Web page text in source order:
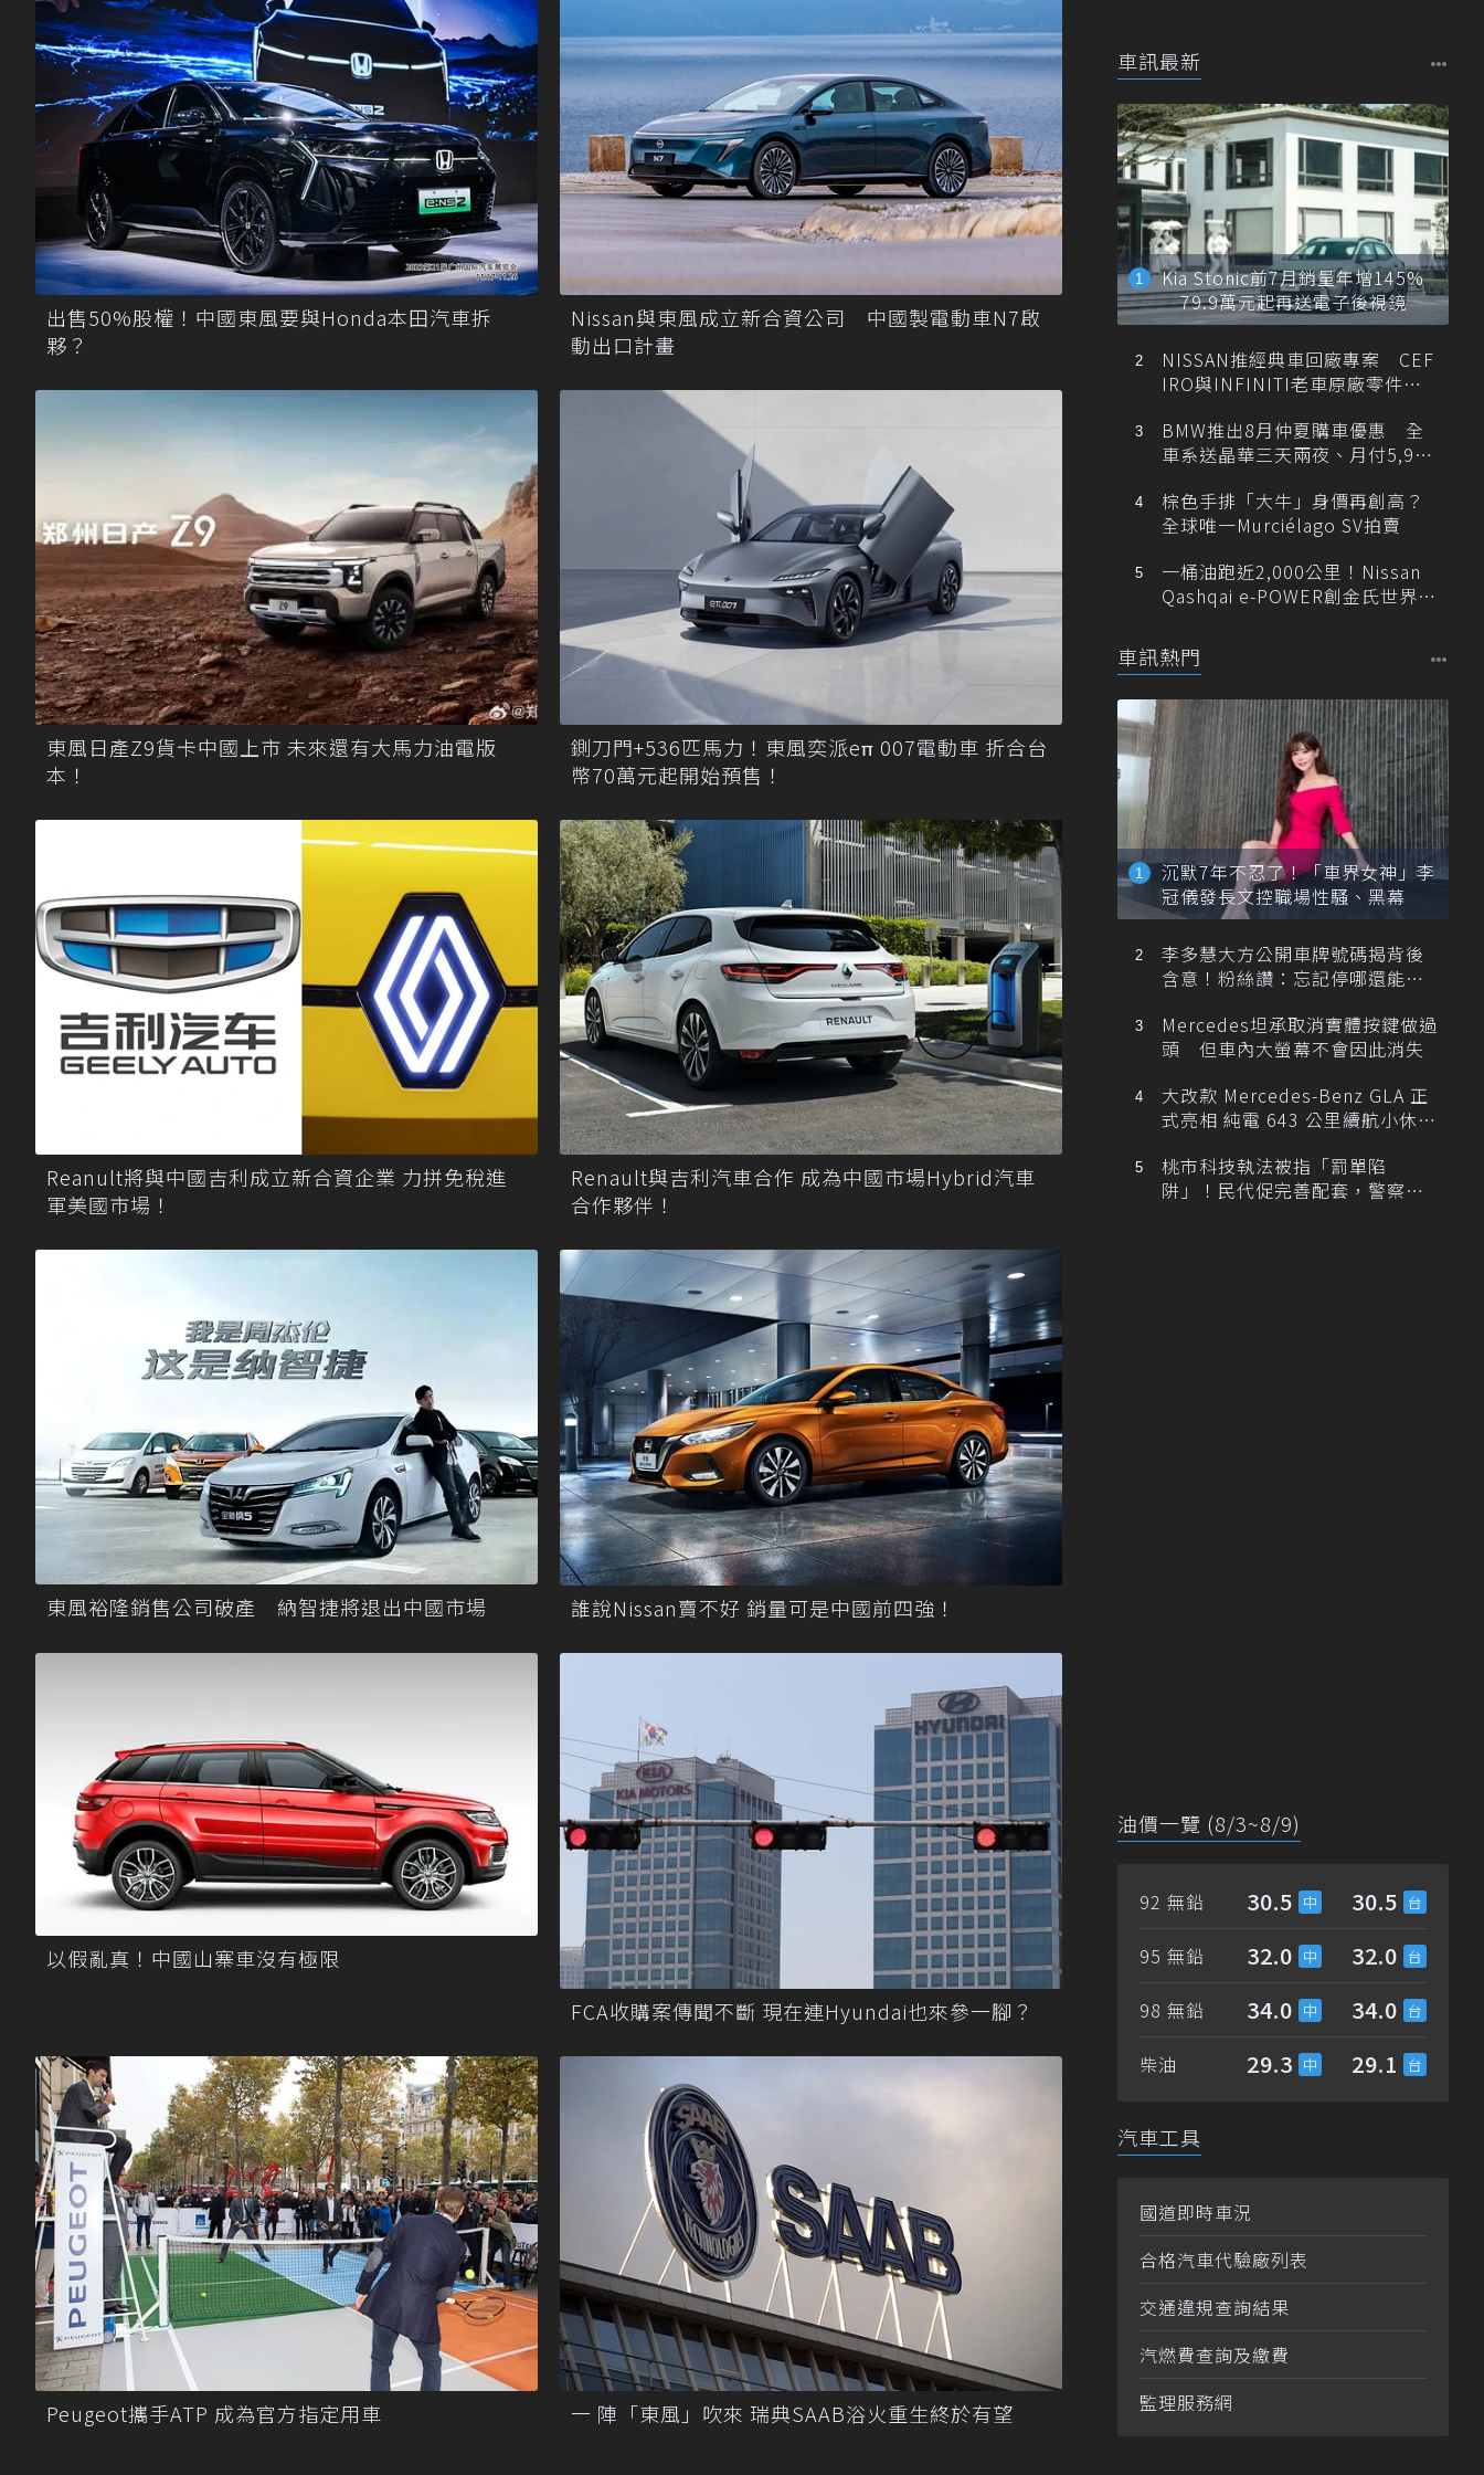
出售50%股權！中國東風要與Honda本田汽車拆
夥？
Nissan與東風成立新合資公司 中國製電動車N7啟
動出口計畫
東風日產Z9貨卡中國上市 未來還有大馬力油電版
本！
鍘刀門+536匹馬力！東風奕派eπ 007電動車 折合台
幣70萬元起開始預售！
Reanult將與中國吉利成立新合資企業 力拼免稅進
軍美國市場！
Renault與吉利汽車合作 成為中國市場Hybrid汽車
合作夥伴！
東風裕隆銷售公司破產 納智捷將退出中國市場 誰說Nissan賣不好 銷量可是中國前四強！
以假亂真！中國山寨車沒有極限
FCA收購案傳聞不斷 現在連Hyundai也來參一腳？
Peugeot攜手ATP 成為官方指定用車 一 陣「東風」吹來 瑞典SAAB浴火重生終於有望
車訊最新
Kia Stonic前7月銷量年增145%
79.9萬元起再送電子後視鏡
NISSAN推經典車回廠專案 CEF
IRO與INFINITI老車原廠零件最
BMW推出8月仲夏購車優惠 全
車系送晶華三天兩夜、月付5,900
棕色手排「大牛」身價再創高？
全球唯一Murciélago SV拍賣
一桶油跑近2,000公里！Nissan
Qashqai e-POWER創金氏世界紀
車訊熱門
沉默7年不忍了！「車界女神」李
冠儀發長文控職場性騷、黑幕
李多慧大方公開車牌號碼揭背後
含意！粉絲讚：忘記停哪還能幫
Mercedes坦承取消實體按鍵做過
頭 但車內大螢幕不會因此消失
大改款 Mercedes-Benz GLA 正
式亮相 純電 643 公里續航小休
桃市科技執法被指「罰單陷
阱」！民代促完善配套，警察局
油價一覽 (8/3~8/9)
92 無鉛 30.5 30.5
95 無鉛 32.0 32.0
98 無鉛 34.0 34.0
柴油 29.3 29.1
汽車工具
國道即時車況
合格汽車代驗廠列表
交通違規查詢結果
汽燃費查詢及繳費
監理服務網